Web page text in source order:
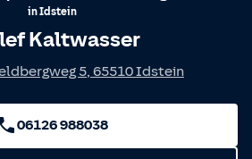
inIdstein
Kaltwasser
5, 65510Idstein
06126 988038